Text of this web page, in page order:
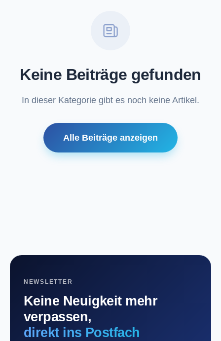
Keine Beiträge gefunden
In dieser Kategorie gibt es noch keine Artikel.
Alle Beiträge anzeigen
NEWSLETTER
Keine Neuigkeit mehr
verpassen,
direkt ins Postfach